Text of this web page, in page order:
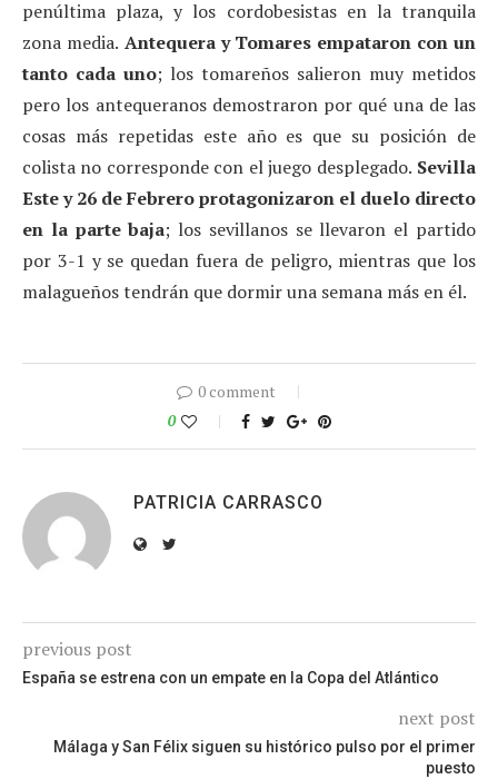
penúltima plaza, y los cordobesistas en la tranquila
zona media. Antequera y Tomares empataron con un
tanto cada uno; los tomareños salieron muy metidos
pero los antequeranos demostraron por qué una de las
cosas más repetidas este año es que su posición de
colista no corresponde con el juego desplegado. Sevilla
Este y 26 de Febrero protagonizaron el duelo directo
en la parte baja; los sevillanos se llevaron el partido
por 3-1 y se quedan fuera de peligro, mientras que los
malagueños tendrán que dormir una semana más en él.
0 comment
0
PATRICIA CARRASCO
previous post
España se estrena con un empate en la Copa del Atlántico
next post
Málaga y San Félix siguen su histórico pulso por el primer
puesto